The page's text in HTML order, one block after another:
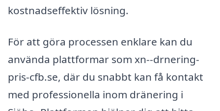
kostnadseffektiv lösning.
För att göra processen enklare kan du
använda plattformar som xn--drnering-
pris-cfb.se, där du snabbt kan få kontakt
med professionella inom dränering i